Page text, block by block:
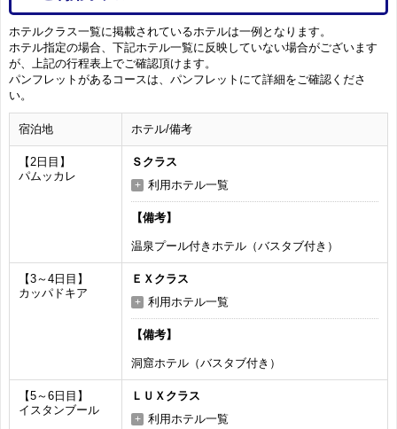
ホテルクラス一覧に掲載されているホテルは一例となります。
ホテル指定の場合、下記ホテル一覧に反映していない場合がございます
が、上記の行程表上でご確認頂けます。
パンフレットがあるコースは、パンフレットにて詳細をご確認くださ
い。
宿泊地 ホテル/備考
【2日目】
パムッカレ
Ｓクラス
利用ホテル一覧
【備考】
温泉プール付きホテル（バスタブ付き）
【3～4日目】
カッパドキア
ＥＸクラス
利用ホテル一覧
【備考】
洞窟ホテル（バスタブ付き）
【5～6日目】
イスタンブール
ＬＵＸクラス
利用ホテル一覧